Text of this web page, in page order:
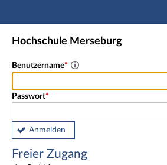
Hauptnavigation
Freier Zugang
Nutzerdaten abrufen
Fußzeile
Hochschule Merseburg
Benutzername
Passwort
Anmelden
Freier Zugang